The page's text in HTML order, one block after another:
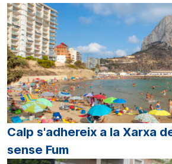
Calp s'adhereix a la Xarxa
sense Fum